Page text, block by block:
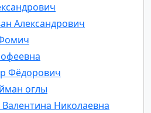
Александрович
Фёдорович
оглы
Николаевна